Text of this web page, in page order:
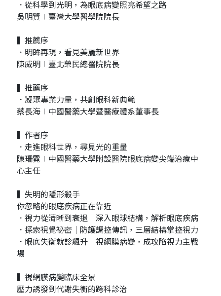
．從科學到光明，為眼底病變照亮希望之路
吳明賢∣臺灣大學醫學院院長
▍推薦序
．明眸再現，看見美麗新世界
陳威明∣臺北榮民總醫院院長
▍推薦序
．凝聚專業力量，共創眼科新典範
蔡長海∣中國醫藥大學暨醫療體系董事長
▍作者序
．走進眼科世界，尋見光的重量
陳珊霓∣中國醫藥大學附設醫院眼底病變尖端治療中
心主任
▍失明的隱形殺手
你忽略的眼底疾病正在靠近
．視力從清晰到衰退｜深入眼球結構，解析眼底疾病
．探索視覺祕密｜防護調控傳訊，三層結構掌控視力
．眼底失衡就診飆升｜視網膜病變，成攻陷視力主戰
場
▍視網膜病變臨床全景
壓力誘發到代謝失衡的跨科診治